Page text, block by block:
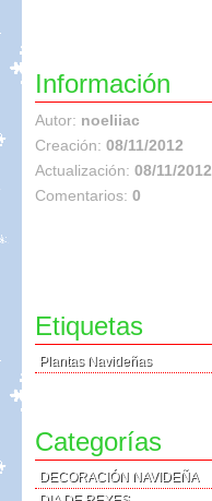
Información
Autor: noeliiac
Creación: 08/11/2012
Actualización: 08/11/2012
Comentarios: 0
Etiquetas
Plantas Navideñas
Categorías
DECORACIÓN NAVIDEÑA